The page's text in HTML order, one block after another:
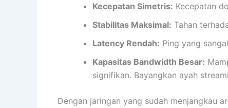
Kecepatan Simetris: Kecepatan
Stabilitas Maksimal: Tahan
Latency Rendah: Ping yang
Kapasitas Bandwidth Besar:
signifikan. Bayangkan ayah
Dengan jaringan yang sudah menjangkau